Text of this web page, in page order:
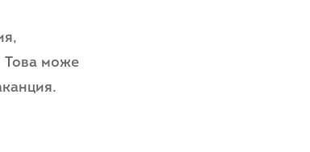
Това може